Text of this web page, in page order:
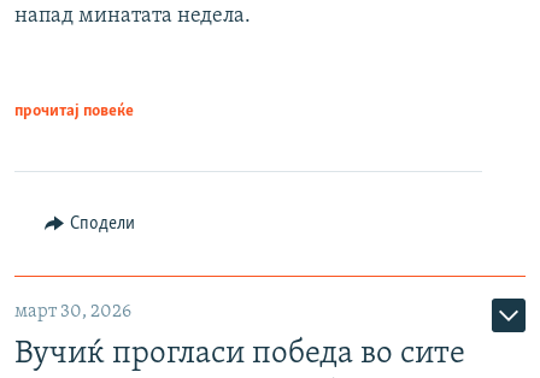
напад минатата недела.
прочитај повеќе
Сподели
март 30, 2026
Вучиќ прогласи победа во сите